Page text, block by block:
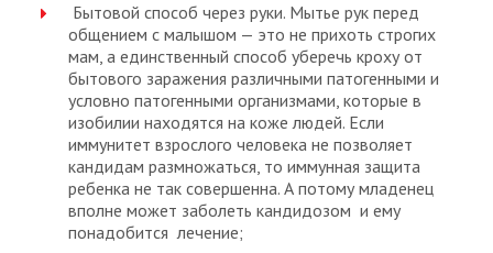
Бытовой способ через руки. Мытье рук перед
общением с малышом — это не прихоть строгих
мам, а единственный способ уберечь кроху от
бытового заражения различными патогенными и
условно патогенными организмами, которые в
изобилии находятся на коже людей. Если
иммунитет взрослого человека не позволяет
кандидам размножаться, то иммунная защита
ребенка не так совершенна. А потому младенец
вполне может заболеть кандидозом и ему
понадобится лечение;